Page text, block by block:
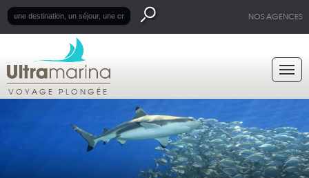
NOS AGENCES
VOYAGE PLONGÉE